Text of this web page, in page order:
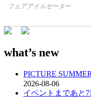
投
ナ
ビ
フェアアイルセーター
what’s new
PICTURE
2026-08-06
イベントまであと7